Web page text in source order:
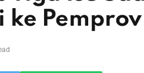
ke